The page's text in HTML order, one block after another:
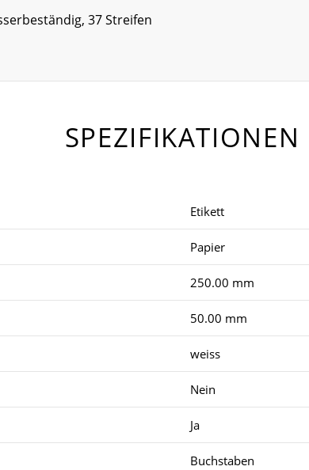
37 Streifen
SPEZIFIKATIONEN
Etikett
Papier
250.00 mm
50.00 mm
weiss
Nein
Ja
Buchstaben